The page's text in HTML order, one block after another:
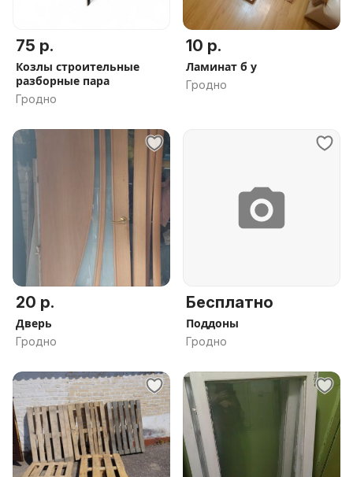
75 р.
Козлы строительные
разборные пара
Гродно
10 р.
Ламинат б у
Гродно
20 р.
Дверь
Гродно
Бесплатно
Поддоны
Гродно